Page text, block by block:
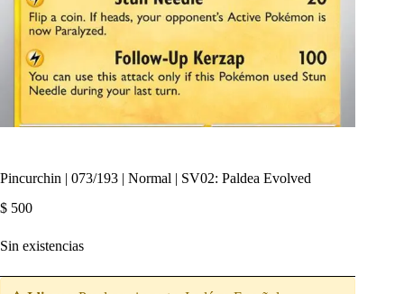
Pincurchin | 073/193 | Normal | SV02: Paldea Evolved
$ 500
Sin existencias